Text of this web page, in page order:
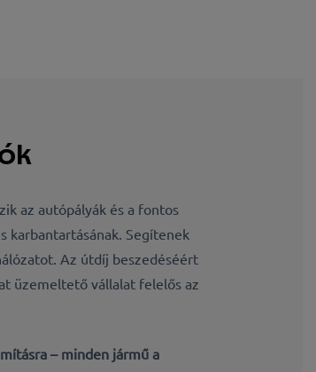
az autópályák és a fontos
karbantartásának. Segítenek
Az útdíj beszedéséért
üzemeltető vállalat felelős az
– minden jármű a